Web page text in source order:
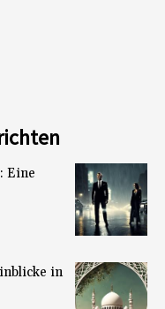
Eine
in